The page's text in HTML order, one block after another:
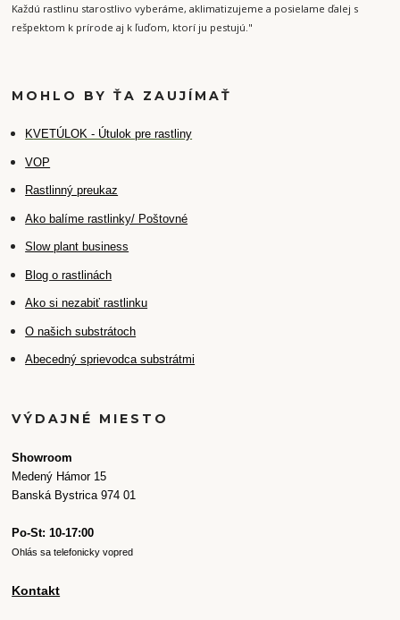
Každú rastlinu starostlivo vyberáme, aklimatizujeme a posielame ďalej s
rešpektom k prírode aj k ľuďom, ktorí ju pestujú."
MOHLO BY ŤA ZAUJÍMAŤ
KVETÚLOK - Útulok pre rastliny
VOP
Rastlinný preukaz
Ako balíme rastlinky/ Poštovné
Slow plant business
Blog o rastlinách
Ako si nezabiť rastlinku
O našich substrátoch
Abecedný sprievodca substrátmi
VÝDAJNÉ MIESTO
Showroom
Medený Hámor 15
Banská Bystrica 974 01
Po-St: 10-17:00
Ohlás sa telefonicky vopred
Kontakt